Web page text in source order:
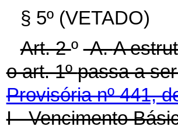
§ 5º (VETADO)
Art. 2º-A.A
o art. 1ºpassa a
Provisória nº 441,
I - Vencimento